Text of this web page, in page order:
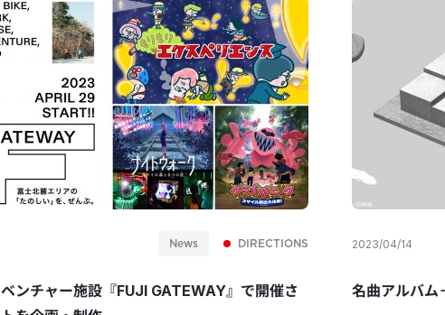
News DIRECTIONS
ンチャー施設『FUJI GATEWAY』で開催さ
2023/04/14
名曲アルバム